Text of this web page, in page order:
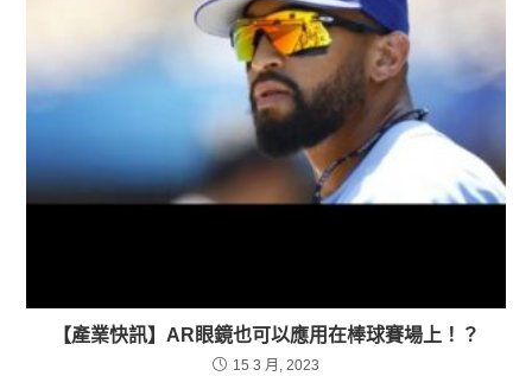
【產業快訊】AR眼鏡也可以應用在棒球賽場上！？
15 3 月, 2023